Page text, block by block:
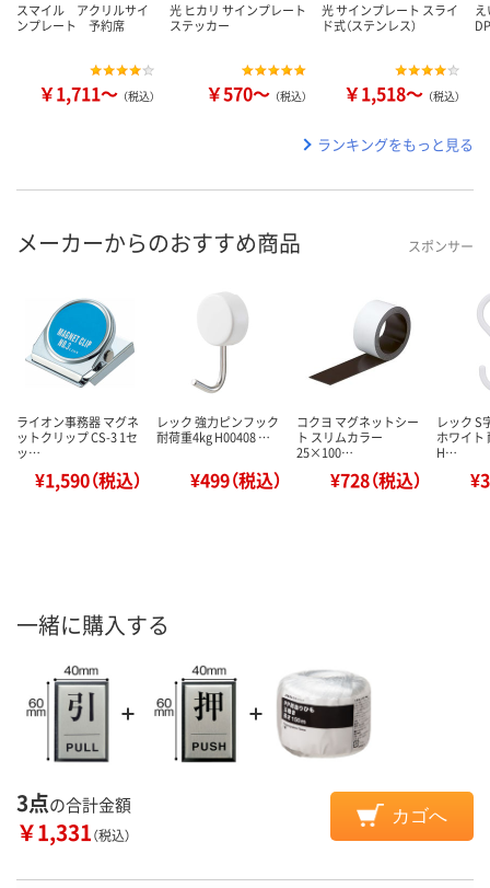
スマイル アクリルサイ
ンプレート 予約席
￥1,711～ （税込）
光 ヒカリ サインプレート
ステッカー
￥570～ （税込）
光 サインプレート スライ
ド式（ステンレス）
￥1,518～ （税込）
ランキングをもっと見る
メーカーからのおすすめ商品 スポンサー
ライオン事務器 マグネ
ットクリップ CS-3 1セ
ッ…
¥1,590（税込）
レック 強力ピンフック
耐荷重4kg H00408 …
¥499（税込）
コクヨ マグネットシー
ト スリムカラー
25×100…
¥728（税込）
レック S
ホワイト
H…
一緒に購入する
3点の合計金額
￥1,331（税込）
カゴへ